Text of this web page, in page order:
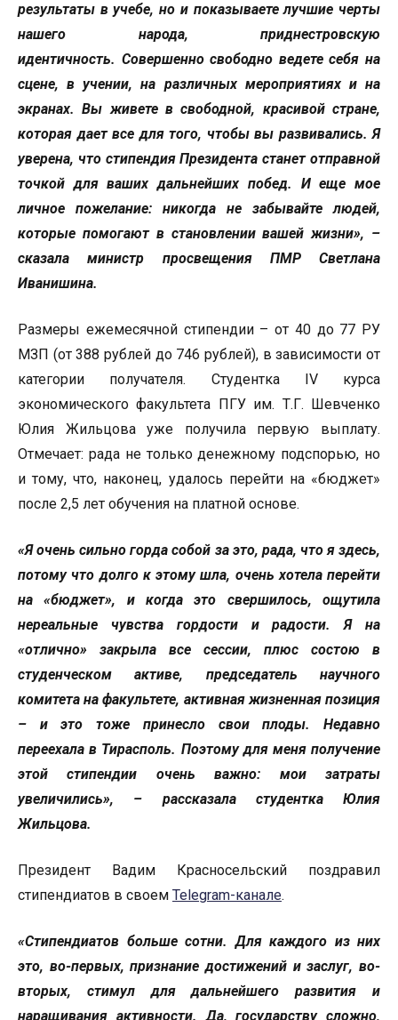
результаты в учебе, но и показываете лучшие черты
нашего народа, приднестровскую
идентичность. Совершенно свободно ведете себя на
сцене, в учении, на различных мероприятиях и на
экранах. Вы живете в свободной, красивой стране,
которая дает все для того, чтобы вы развивались. Я
уверена, что стипендия Президента станет отправной
точкой для ваших дальнейших побед. И еще мое
личное пожелание: никогда не забывайте людей,
которые помогают в становлении вашей жизни», –
сказала министр просвещения ПМР Светлана
Иванишина.
Размеры ежемесячной стипендии – от 40 до 77 РУ
МЗП (от 388 рублей до 746 рублей), в зависимости от
категории получателя. Студентка IV курса
экономического факультета ПГУ им. Т.Г. Шевченко
Юлия Жильцова уже получила первую выплату.
Отмечает: рада не только денежному подспорью, но
и тому, что, наконец, удалось перейти на «бюджет»
после 2,5 лет обучения на платной основе.
«Я очень сильно горда собой за это, рада, что я здесь,
потому что долго к этому шла, очень хотела перейти
на «бюджет», и когда это свершилось, ощутила
нереальные чувства гордости и радости. Я на
«отлично» закрыла все сессии, плюс состою в
студенческом активе, председатель научного
комитета на факультете, активная жизненная позиция
– и это тоже принесло свои плоды. Недавно
переехала в Тирасполь. Поэтому для меня получение
этой стипендии очень важно: мои затраты
увеличились», – рассказала студентка Юлия
Жильцова.
Президент Вадим Красносельский поздравил
стипендиатов в своем Telegram-канале.
«Стипендиатов больше сотни. Для каждого из них
это, во-первых, признание достижений и заслуг, во-
вторых, стимул для дальнейшего развития и
наращивания активности. Да, государству сложно,